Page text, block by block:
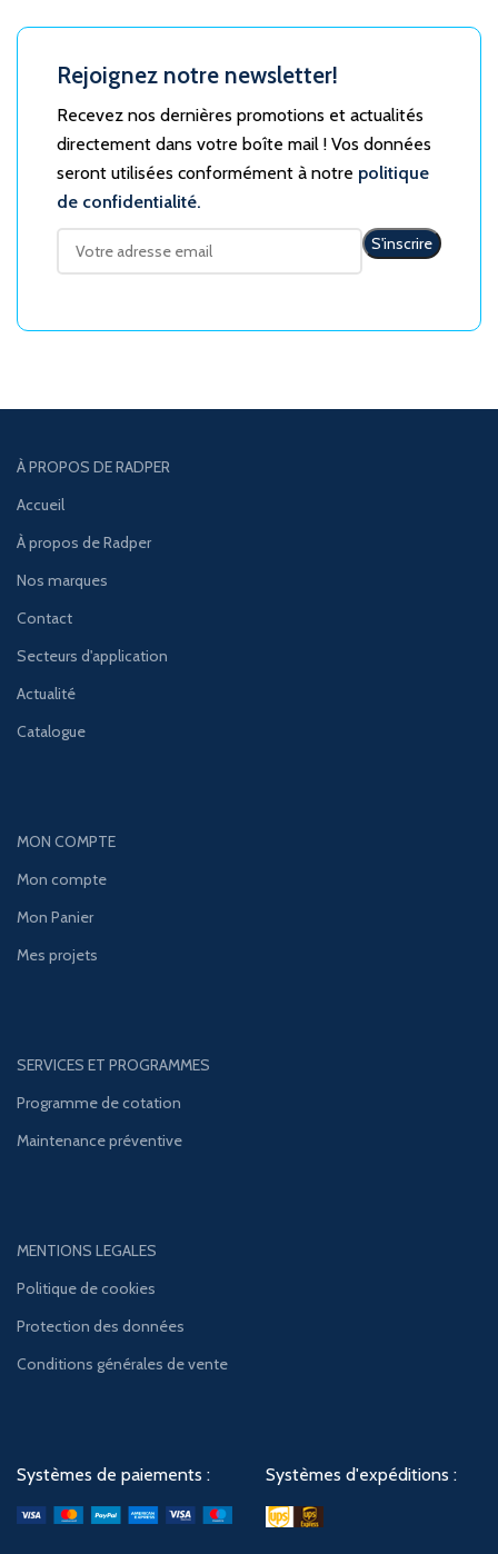
Rejoignez notre newsletter!
Recevez nos dernières promotions et actualités
directement dans votre boîte mail ! Vos données
seront utilisées conformément à notre politique
de confidentialité.
À PROPOS DE RADPER
Accueil
À propos de Radper
Nos marques
Contact
Secteurs d'application
Actualité
Catalogue
MON COMPTE
Mon compte
Mon Panier
Mes projets
SERVICES ET PROGRAMMES
Programme de cotation
Maintenance préventive
MENTIONS LEGALES
Politique de cookies
Protection des données
Conditions générales de vente
Systèmes de paiements : Systèmes d'expéditions :